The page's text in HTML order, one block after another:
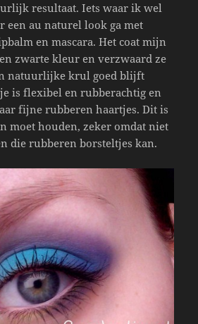
resultaat. Iets waar ik wel
een au naturel look ga met
en mascara. Het coat mijn
zwarte kleur en verzwaard ze
natuurlijke krul goed blijft
is flexibel en rubberachtig en
fijne rubberen haartjes. Dit is
moet houden, zeker omdat niet
die rubberen borsteltjes kan.